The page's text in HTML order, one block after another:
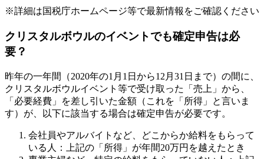
※詳細は国税庁ホームページ等で最新情報をご確認ください
クリスタルボウルのイベントでも確定申告は必
要？
昨年の一年間（2020年の1月1日から12月31日まで）の間に、
クリスタルボウルイベント等で受け取った「売上」から、
「必要経費」を差し引いた金額（これを「所得」と言いま
す）が、以下に該当する場合は確定申告が必要です。
会社員やアルバイトなど、どこからか給料をもらって
いる人：上記の「所得」が年間20万円を越えたとき